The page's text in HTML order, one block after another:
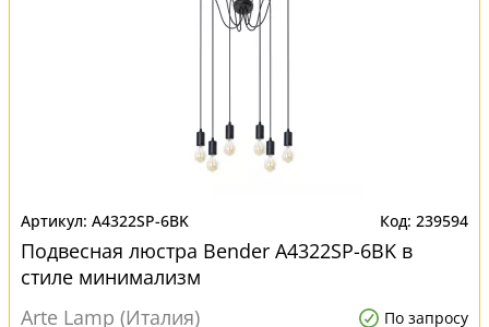
A4322SP-6BK 239594
Подвесная люстра Bender A4322SP-6BK в
стиле минимализм
Arte Lamp (Италия)
По запросу